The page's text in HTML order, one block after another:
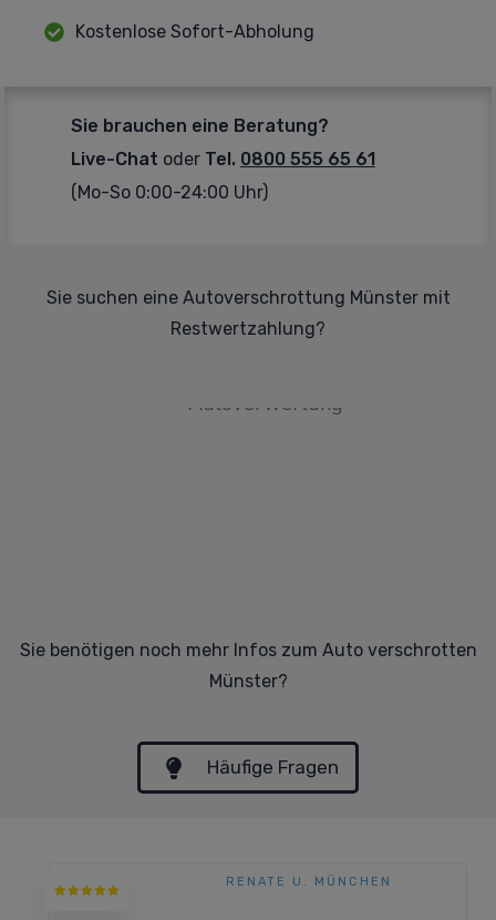
Kostenlose Sofort-Abholung
Sie brauchen eine Beratung?
Live-Chat oderTel. 0800 555 65 61
(Mo-So 0:00-24:00 Uhr)
Sie suchen eine Autoverschrottung Münster mit
Restwertzahlung?
Sie benötigen noch mehr Infos zum Auto verschrotten
Münster?
Häufige Fragen
RENATE U. MÜNCHEN